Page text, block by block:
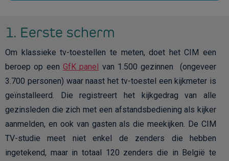
1. Eerste scherm
Om klassieke tv-toestellen te meten, doet het CIM een
beroep op een GfK panel van 1.500 gezinnen (ongeveer
3.700 personen) waar naast het tv-toestel een kijkmeter is
geïnstalleerd. Die registreert het kijkgedrag van alle
gezinsleden die zich met een afstandsbediening als kijker
aanmelden, en ook van gasten als die meekijken. De CIM
TV-studie meet niet enkel de zenders die hebben
ingetekend, maar in totaal 120 zenders die in België te